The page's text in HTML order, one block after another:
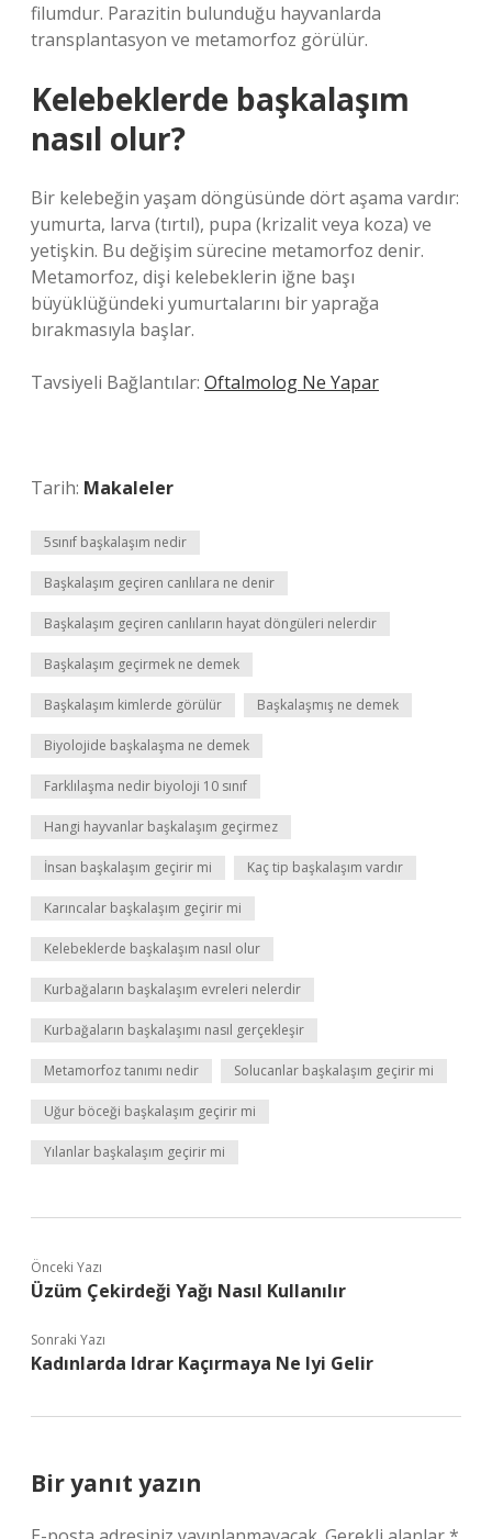
filumdur. Parazitin bulunduğu hayvanlarda
transplantasyon ve metamorfoz görülür.
Kelebeklerde başkalaşım
nasıl olur?
Bir kelebeğin yaşam döngüsünde dört aşama vardır:
yumurta, larva (tırtıl), pupa (krizalit veya koza) ve
yetişkin. Bu değişim sürecine metamorfoz denir.
Metamorfoz, dişi kelebeklerin iğne başı
büyüklüğündeki yumurtalarını bir yaprağa
bırakmasıyla başlar.
Tavsiyeli Bağlantılar: Oftalmolog Ne Yapar
Tarih: Makaleler
5sınıf başkalaşım nedir
Başkalaşım geçiren canlılara ne denir
Başkalaşım geçiren canlıların hayat döngüleri nelerdir
Başkalaşım geçirmek ne demek
Başkalaşım kimlerde görülür Başkalaşmış ne demek
Biyolojide başkalaşma ne demek
Farklılaşma nedir biyoloji 10 sınıf
Hangi hayvanlar başkalaşım geçirmez
İnsan başkalaşım geçirir mi Kaç tip başkalaşım vardır
Karıncalar başkalaşım geçirir mi
Kelebeklerde başkalaşım nasıl olur
Kurbağaların başkalaşım evreleri nelerdir
Kurbağaların başkalaşımı nasıl gerçekleşir
Metamorfoz tanımı nedir Solucanlar başkalaşım geçirir mi
Uğur böceği başkalaşım geçirir mi
Yılanlar başkalaşım geçirir mi
Önceki Yazı
Üzüm Çekirdeği Yağı Nasıl Kullanılır
Sonraki Yazı
Kadınlarda Idrar Kaçırmaya Ne Iyi Gelir
Bir yanıt yazın